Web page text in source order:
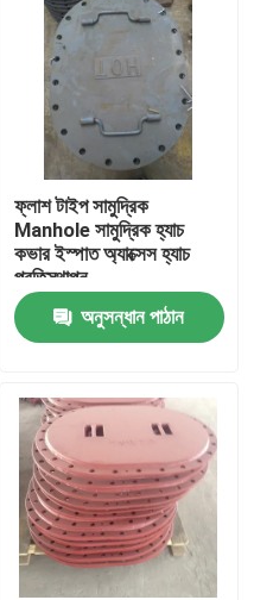
ফ্লাশ টাইপ সামুদ্রিক
Manhole সামুদ্রিক হ্যাচ
কভার ইস্পাত অ্যাক্সেস হ্যাচ
প্রতিস্থাপন
অনুসন্ধান পাঠান